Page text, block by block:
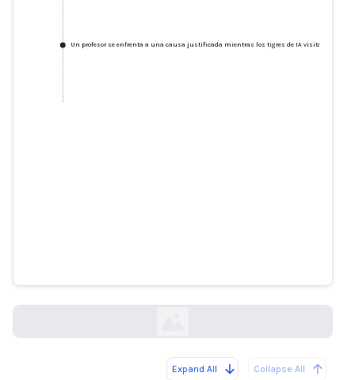
Un profesor se enfrenta a una causa justificada mientras los tigres de IA visitan el
Expand All Collapse All